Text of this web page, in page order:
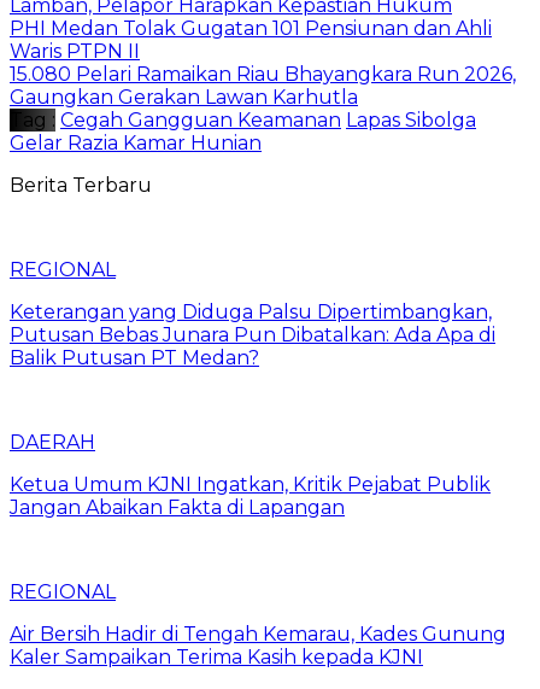
Lamban, Pelapor Harapkan Kepastian Hukum
PHI Medan Tolak Gugatan 101 Pensiunan dan Ahli
Waris PTPN II
15.080 Pelari Ramaikan Riau Bhayangkara Run 2026,
Gaungkan Gerakan Lawan Karhutla
Tag : Cegah Gangguan Keamanan Lapas Sibolga
Gelar Razia Kamar Hunian
Berita Terbaru
REGIONAL
Keterangan yang Diduga Palsu Dipertimbangkan,
Putusan Bebas Junara Pun Dibatalkan: Ada Apa di
Balik Putusan PT Medan?
DAERAH
Ketua Umum KJNI Ingatkan, Kritik Pejabat Publik
Jangan Abaikan Fakta di Lapangan
REGIONAL
Air Bersih Hadir di Tengah Kemarau, Kades Gunung
Kaler Sampaikan Terima Kasih kepada KJNI